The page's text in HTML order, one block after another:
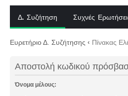
Δ. Συζήτηση Συχνές
Ευρετήριο Δ. Συζήτησης ‹ Πίνακας
Αποστολή κωδικού
Όνομα μέλους: